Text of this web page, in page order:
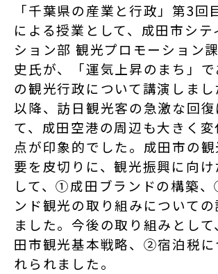
「千葉県の産業と行政」第3回
による授業として、成田市シテ
ション部 観光プロモーション
史氏が、「運気上昇のまち」
の観光行政について講演しま
以降、訪日観光客の急激な回
て、成田空港の周辺も大きく変
点が印象的でした。 成田市の
要を皮切りに、観光振興に向け
して、①成田ブランドの構築
ンド観光の取り組みについての
ました。今後の取り組みとし
田市観光基本戦略、②宿泊税に
れられました。